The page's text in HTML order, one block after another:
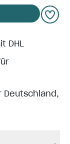
DHL
Deutschland,